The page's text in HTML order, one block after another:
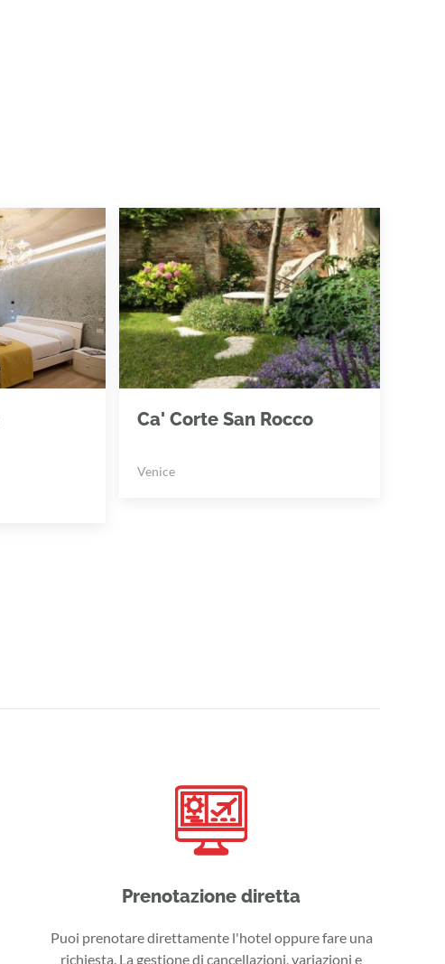
Ca' Corte San Rocco
Venice
Prenotazione diretta
Puoi prenotare direttamente l'hotel oppure fare una
richiesta. La gestione di cancellazioni, variazioni e